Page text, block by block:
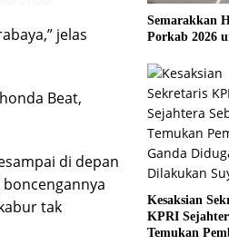
jelas
Beat,
di depan
tak
Semarakkan
Porkab 2026
Kesaksian
KPRI
Temukan